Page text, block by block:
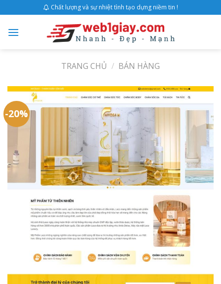
content
Chất lượng và sự nhiệt tình tạo dựng niềm tin !
TRANG CHỦ / BÁN HÀNG
-20%